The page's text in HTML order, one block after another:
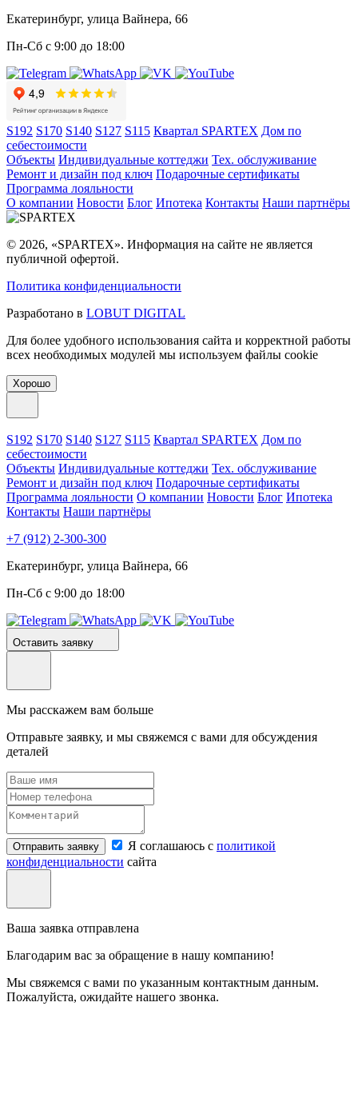
Екатеринбург, улица Вайнера, 66
Пн-Сб с 9:00 до 18:00
S192 S170 S140 S127 S115 Квартал SPARTEX Дом по
себестоимости
Объекты Индивидуальные коттеджи Тех. обслуживание
Ремонт и дизайн под ключ Подарочные сертификаты
Программа лояльности
О компании Новости Блог Ипотека Контакты Наши партнёры
© 2026, «SPARTEX». Информация на сайте не является
публичной офертой.
Политика конфиденциальности
Разработано в LOBUT DIGITAL
Для более удобного использования сайта и корректной работы
всех необходимых модулей мы используем файлы cookie
Хорошо
S192 S170 S140 S127 S115 Квартал SPARTEX Дом по
себестоимости
Объекты Индивидуальные коттеджи Тех. обслуживание
Ремонт и дизайн под ключ Подарочные сертификаты
Программа лояльности О компании Новости Блог Ипотека
Контакты Наши партнёры
+7 (912) 2-300-300
Екатеринбург, улица Вайнера, 66
Пн-Сб с 9:00 до 18:00
Оставить заявку
Мы расскажем вам больше
Отправьте заявку, и мы свяжемся с вами для обсуждения
деталей
Отправить заявку Я соглашаюсь с политикой
конфиденциальности сайта
Ваша заявка отправлена
Благодарим вас за обращение в нашу компанию!
Мы свяжемся с вами по указанным контактным данным.
Пожалуйста, ожидайте нашего звонка.